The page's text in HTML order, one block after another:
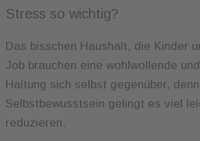
Stress so wichtig?
Das bisschen Haushalt, die Kinder
Job brauchen eine wohlwollende
Haltung sich selbst gegenüber,
Selbstbewusstsein gelingt es viel
reduzieren.